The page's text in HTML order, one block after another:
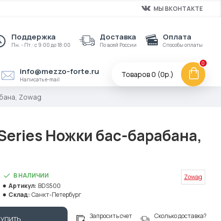
МЫ ВКОНТАКТЕ
Поддержка
Пн. - Пт.: с 9:00 до 18:00
Доставка
По всей России
Оплата
Способы оплаты
info@mezzo-forte.ru
Написать e-mail
Товаров 0 (0р.)
0
Zowag
Ножки бас-барабана,
В НАЛИЧИИ
Артикул: BDS500
Склад: Санкт-Петербург
Zowag
Запросить счет Сколько доставка?